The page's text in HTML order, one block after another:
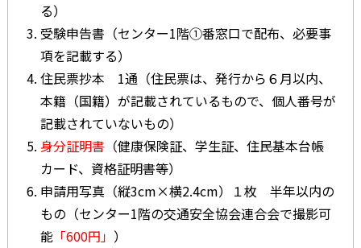
る）
受験申告書（センター1階①番窓口で配布、必要事
項を記載する）
住民票抄本 1通（住民票は、発行から６月以内、
本籍（国籍）が記載されているもので、個人番号が
記載されていないもの）
身分証明書 （健康保険証、学生証、住民基本台帳
カード、資格証明書等）
申請用写真（縦3cm×横2.4cm）１枚 半年以内の
もの（センター1階の交通安全協会連合会で撮影可
能「600円」 ）